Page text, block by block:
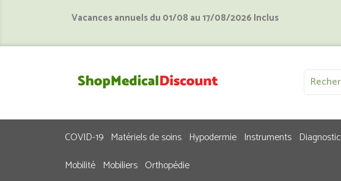
Vacances annuels du 01/08 au 17/08/2026 Inclus
COVID-19 Matériels de soins Hypodermie Instruments Diagnostic
Mobilité Mobiliers Orthopédie